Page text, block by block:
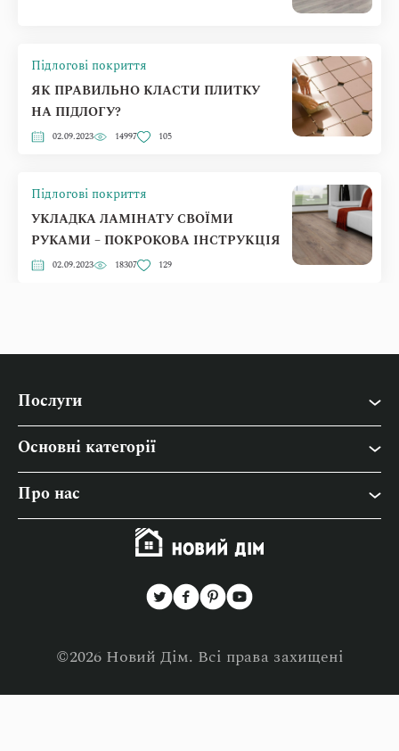
Підлогові покриття
ЯК ПРАВИЛЬНО КЛАСТИ ПЛИТКУ
НА ПІДЛОГУ?
02.09.2023 14997 105
Підлогові покриття
УКЛАДКА ЛАМІНАТУ СВОЇМИ
РУКАМИ – ПОКРОКОВА ІНСТРУКЦІЯ
02.09.2023 18307 129
Послуги
Основні категорії
Інтер’єр
Будівництво
Товари для дому
Про нас
Про “Новий Дім”
Політика використання файлів cookies
©2026 Новий Дім. Всі права захищені